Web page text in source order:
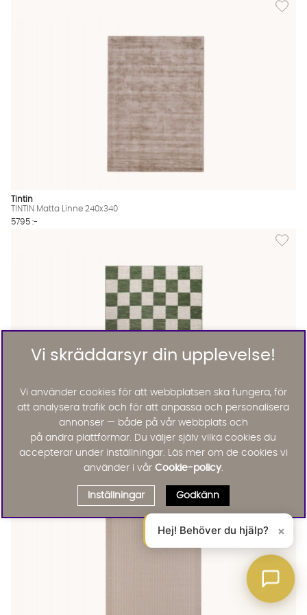
Tintin
TINTIN Matta Linne 240x340
5795 :-
Lägg
CHECK Ullmatta 160x230 Smaragdgrön Finns även i dessa
CHECK Ullmatta 160x230 Smaragdgrön
CHECK Ullmatta 160x230 Smaragdgrön
CHECK Ullmatta 160x230 Smaragdgrön
CHECK Ullmatta 160x230 Smaragdgrön
CHECK Ullmatta 160x230 Smaragdgrön
Check
CHECK Ullmatta 160x230 Smaragdgrön
Vi skräddarsyr din upplevelse!
Vi använder cookies för att webbplatsen ska fungera, för
att analysera trafik och för att anpassa och personalisera
annonser — både på vår webbplats och
på andra plattformar. Du väljer själv vilka cookies du
accepterar under inställningar. Läs mer om de cookies vi
använder i vår Cookie-policy.
Inställningar Godkänn
Hej! Behöver du hjälp? ×